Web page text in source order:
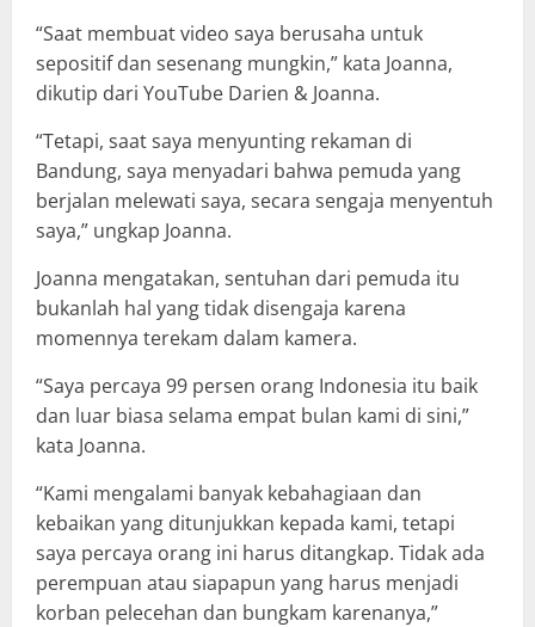
“Saat membuat video saya berusaha untuk
sepositif dan sesenang mungkin,” kata Joanna,
dikutip dari YouTube Darien & Joanna.
“Tetapi, saat saya menyunting rekaman di
Bandung, saya menyadari bahwa pemuda yang
berjalan melewati saya, secara sengaja menyentuh
saya,” ungkap Joanna.
Joanna mengatakan, sentuhan dari pemuda itu
bukanlah hal yang tidak disengaja karena
momennya terekam dalam kamera.
“Saya percaya 99 persen orang Indonesia itu baik
dan luar biasa selama empat bulan kami di sini,”
kata Joanna.
“Kami mengalami banyak kebahagiaan dan
kebaikan yang ditunjukkan kepada kami, tetapi
saya percaya orang ini harus ditangkap. Tidak ada
perempuan atau siapapun yang harus menjadi
korban pelecehan dan bungkam karenanya,”